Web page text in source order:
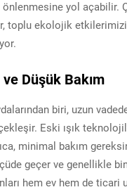
yol açabilir.
toplu ekolojik
Düşük Bakım
biri, uzun
Eski ışık
minimal bakım
geçer ve genellikle
hem ev hem de